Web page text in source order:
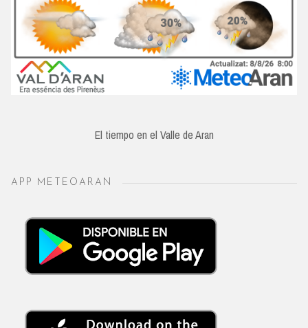
El tiempo en el Valle de Aran
APP METEOARAN